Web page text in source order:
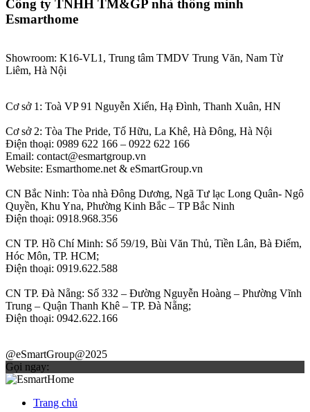
Công ty TNHH TM&GP nhà thông minh
Esmarthome
Showroom: K16-VL1, Trung tâm TMDV Trung Văn, Nam Từ
Liêm, Hà Nội
Cơ sở 1: Toà VP 91 Nguyễn Xiển, Hạ Đình, Thanh Xuân, HN
Cơ sở 2: Tòa The Pride, Tố Hữu, La Khê, Hà Đông, Hà Nội
Điện thoại: 0989 622 166 – 0922 622 166
Email: contact@esmartgroup.vn
Website: Esmarthome.net & eSmartGroup.vn
CN Bắc Ninh: Tòa nhà Đông Dương, Ngã Tư lạc Long Quân- Ngô
Quyền, Khu Yna, Phường Kinh Bắc – TP Bắc Ninh
Điện thoại: 0918.968.356
CN TP. Hồ Chí Minh: Số 59/19, Bùi Văn Thủ, Tiền Lân, Bà Điểm,
Hóc Môn, TP. HCM;
Điện thoại: 0919.622.588
CN TP. Đà Nẵng: Số 332 – Đường Nguyễn Hoàng – Phường Vĩnh
Trung – Quận Thanh Khê – TP. Đà Nẵng;
Điện thoại: 0942.622.166
@eSmartGroup@2025
Gọi ngay:
Trang chủ